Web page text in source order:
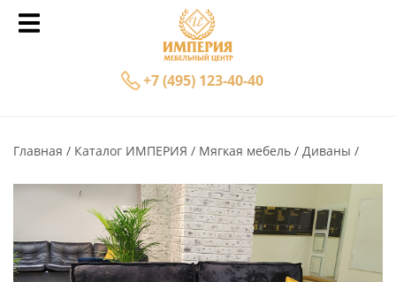
+7 (495) 123-40-40
Главная Каталог ИМПЕРИЯ Мягкая мебель Диваны